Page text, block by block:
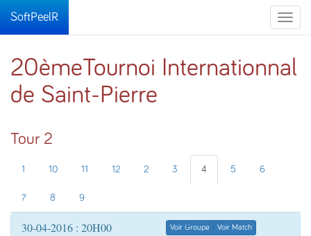
Toggle
SoftPeelR
20èmeTournoi Internationnal
de Saint-Pierre
Tour 2
1 10 11 12 2 3 4 5 6
7 8 9
30-04-2016 : 20H00 Voir Groupe Voir Match